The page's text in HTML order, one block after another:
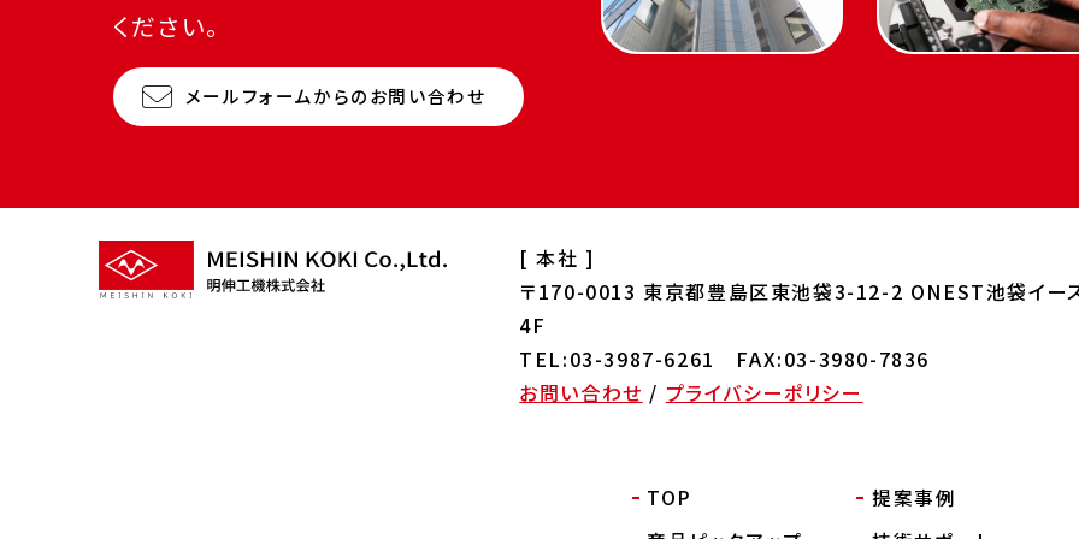
ください。
メールフォームからのお問い合わせ
[ 本社 ]
〒170-0013 東京都豊島区東池袋3-12-2 ONEST池袋イー
4F
TEL:03-3987-6261 FAX:03-3980-7836
お問い合わせ / プライバシーポリシー
TOP
提案事例